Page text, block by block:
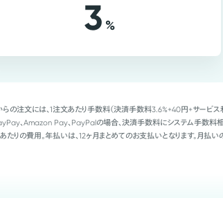
3 %
らの注文には、1注文あたり手数料（決済手数料3.6%+40円+サービス
、Amazon Pay、PayPalの場合、決済手数料にシステム手数料相
たりの費用。年払いは、12ヶ月まとめてのお支払いとなります。月払い